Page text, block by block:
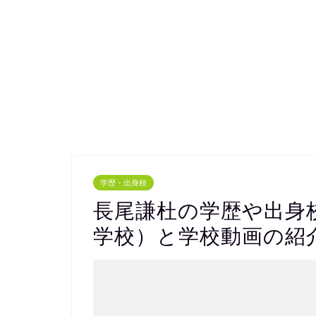
学歴・出身校
長尾謙杜の学歴や出身
学校）と学校動画の紹